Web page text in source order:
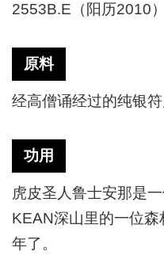
2553B.E（阳历2010）
原料
经高僧诵经过的纯银
功用
虎皮圣人鲁士安那是
KEAN深山里的一位
年了。